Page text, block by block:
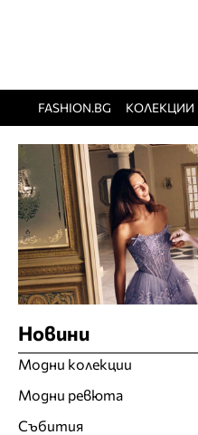
FASHION.BG КОЛЕКЦИИ
Новини
Модни колекции
Модни ревюта
Събития